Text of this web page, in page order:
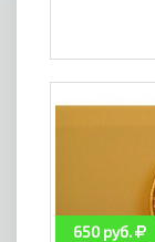
650 руб.